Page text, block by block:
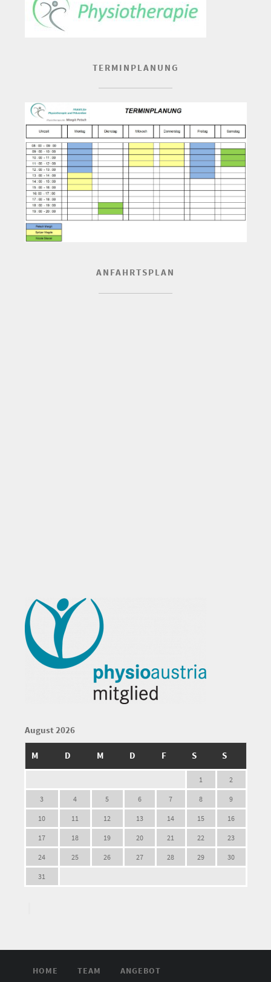
TERMINPLANUNG
ANFAHRTSPLAN
August 2026
M D M D F S S
1 2
3 4 5 6 7 8 9
10 11 12 13 14 15 16
17 18 19 20 21 22 23
24 25 26 27 28 29 30
31
HOME TEAM ANGEBOT